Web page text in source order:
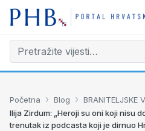
Početna › Blog › BRANITELJSKE
Ilija Zirdum: „Heroji su oni koji nisu
trenutak iz podcasta koji je dirnuo